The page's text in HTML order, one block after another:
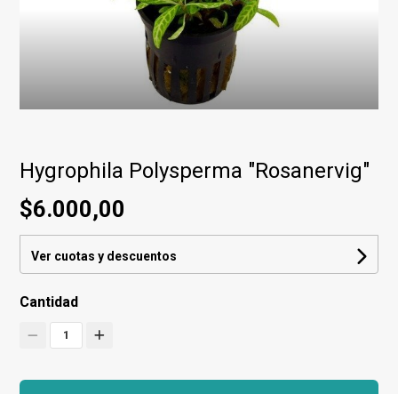
Hygrophila Polysperma "Rosanervig"
$6.000,00
Ver cuotas y descuentos
Cantidad
1